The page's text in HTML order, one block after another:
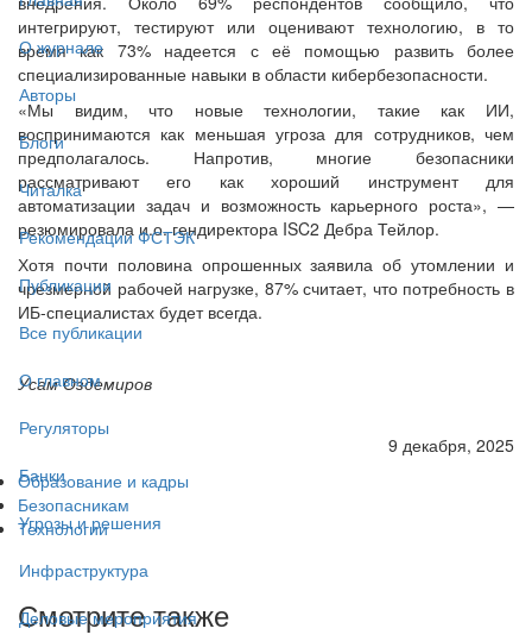
О журнале
Авторы
Блоги
Читалка
Рекомендации ФСТЭК
Публикации
Все публикации
О главном
Регуляторы
Банки
Угрозы и решения
Инфраструктура
Деловые мероприятия
интегрируют, тестируют или оценивают технологию, в то
время как 73% надеется с её помощью развить более
специализированные навыки в области кибербезопасности.
«Мы видим, что новые технологии, такие как ИИ,
воспринимаются как меньшая угроза для сотрудников, чем
предполагалось. Напротив, многие безопасники
рассматривают его как хороший инструмент для
автоматизации задач и возможность карьерного роста», —
резюмировала и.о. гендиректора ISC2 Дебра Тейлор.
Хотя почти половина опрошенных заявила об утомлении и
чрезмерной рабочей нагрузке, 87% считает, что потребность в
ИБ-специалистах будет всегда.
Усам Оздемиров
9 декабря, 2025
Образование и кадры
Безопасникам
Технологии
Смотрите также